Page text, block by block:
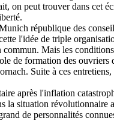
on peut trouver dans cet
république des
l'idée de triple
Mais les
de formation des
Suite à ces
après l'inflation
la situation révolutionnaire
de personnalités